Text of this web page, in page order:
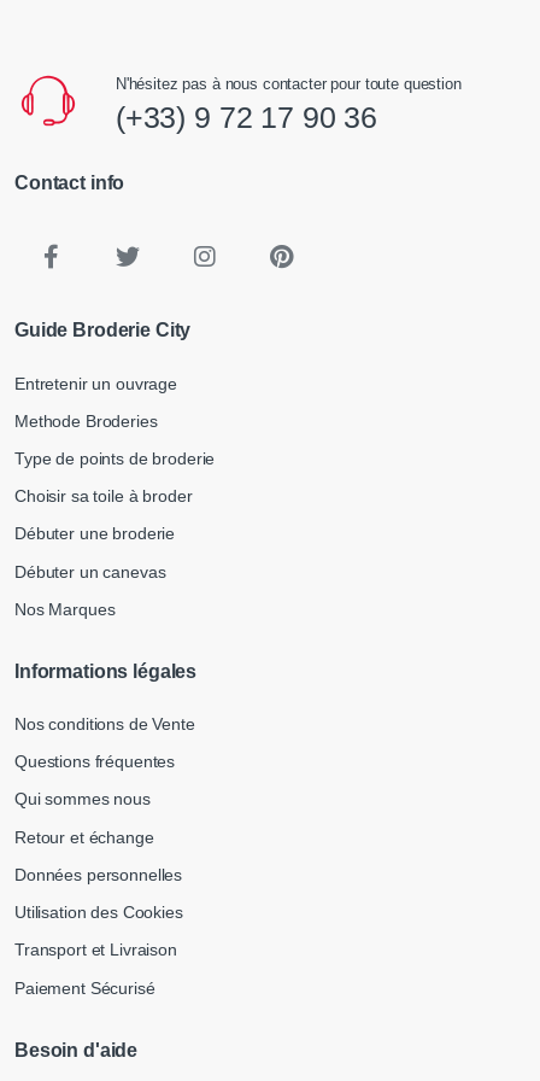
N'hésitez pas à nous contacter pour toute question
(+33) 9 72 17 90 36
Contact info
Guide Broderie City
Entretenir un ouvrage
Methode Broderies
Type de points de broderie
Choisir sa toile à broder
Débuter une broderie
Débuter un canevas
Nos Marques
Informations légales
Nos conditions de Vente
Questions fréquentes
Qui sommes nous
Retour et échange
Données personnelles
Utilisation des Cookies
Transport et Livraison
Paiement Sécurisé
Besoin d'aide